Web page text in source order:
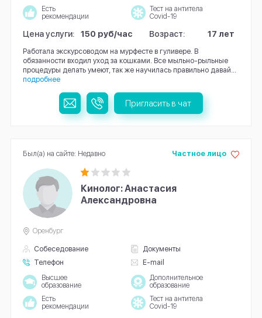
Есть
рекомендации
Тест на антитела
Covid-19
Цена услуги: 150 руб/час Возраст: 17 лет
Работала экскурсоводом на мурфесте в гуливере. В
обязанности входил уход за кошками. Все мыльно-рыльные
процедуры делать умеют, так же научилась правильно давай...
подробнее
Пригласить в чат
Кинолог: Анастасия
Александровна
Собеседование
Документы
Телефон
E-mail
Частное лицо
Оренбург
Высшее
образование
Дополнительное
образование
Есть
рекомендации
Тест на антитела
Covid-19
Был(а) на сайте: Недавно